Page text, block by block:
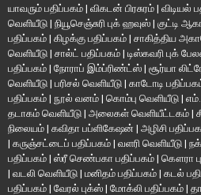
யாவரும் பதிப்பகம் | விகடன் பிரசுரம் | விடியல்
வெளியீடு | நியூசெஞ்சுரி புக் ஹவுஸ் | குட்டி
பதிப்பகம் | கிழக்கு பதிப்பகம் | சாகித்திய
வெளியீடு | சால்ட் பதிப்பகம் | டிஸ்கவரி புக்
பதிப்பகம் | நோராப் இம்ப்ரிண்ட்ஸ் | சூர்யா
வெளியீடு | பரிசல் வெளியீடு | காடோடி
பதிப்பகம் | நூல் வனம் | கொம்பு வெளியீடு |
தடாகம் வெளியீடு | அலைகள் வெளியீட்டகம் |
நிலையம் | கவிதா பப்ளிகேஷன் | அழிசி
| கருஞ்சட்டைப் பதிப்பகம் | வளரி வெளியீடு |
பதிப்பகம் | ஸ்ரீ செண்பகா பதிப்பகம் | கௌரா
| வடலி வெளியீடு | மனிதம் பதிப்பகம் | கடல்
பதிப்பகம் | வேரல் புக்ஸ் | மோக்லி பதிப்பகம் |